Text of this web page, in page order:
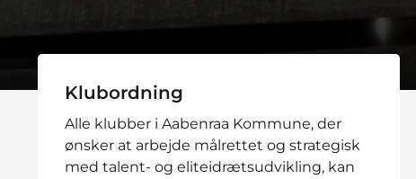
Klubordning
Alle klubber i Aabenraa Kommune, der
ønsker at arbejde målrettet og strategisk
med talent- og eliteidrætsudvikling, kan